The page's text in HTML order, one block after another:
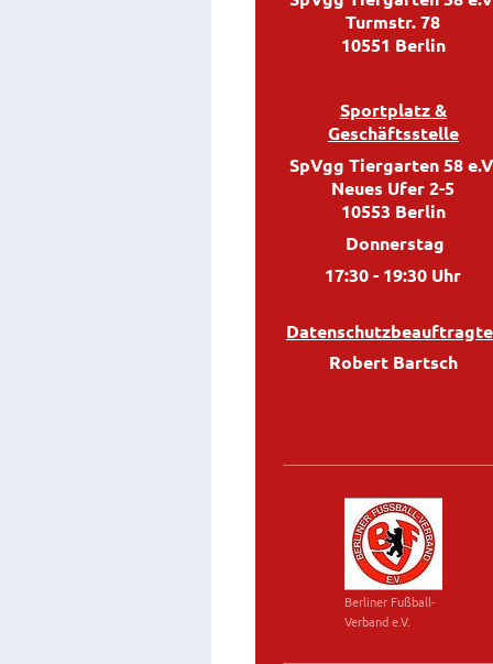
Turmstr. 78
10551 Berlin
Sportplatz &
Geschäftsstelle
SpVgg Tiergarten 58
Neues Ufer 2-5
10553 Berlin
Donnerstag
17:30 - 19:30 Uhr
Robert Bartsch
Berliner Fußball-
Verband e.V.